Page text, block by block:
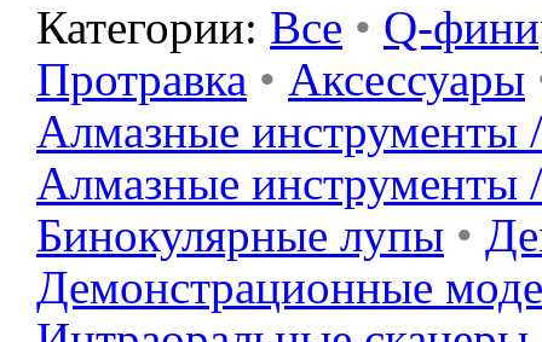
Категории: Все • Q-
Протравка • Аксессуары
Алмазные инструменты
Алмазные инструменты
Бинокулярные лупы •
Демонстрационные